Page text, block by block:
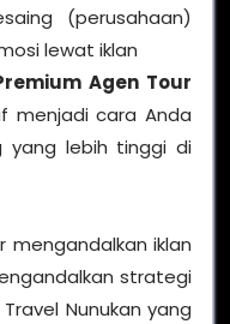
(perusahaan)
lewat iklan
Agen Tour
menjadi cara Anda
yang lebih tinggi di
iklan
strategi
Nunukan yang